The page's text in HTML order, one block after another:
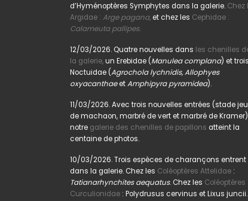
d’Hyménoptères Symphytes dans la galerie. Chez
Argidae : Arge pagana,et chez les Cephidae :
Calameuta pallipes.
12/03/2026. Quatre nouvelles dans les chenilles
la galerie,un Erebidae (Manulea complana) et trois
Noctuidae (Agrochola lychnidis, Allophyes
oxyacanthaeetAmphipyra pyramidea).
11/03/2026. Avec trois nouvelles entrées (stade
de machaon, marbré de vert et marbré de Kramer)
notre galerie des chenilles de papillons atteint la
centaine de photos.
10/03/2026. Trois espèces de charançons entrent
dans la galerie. Chez les Coléoptères Attelidae :
Tatianarhynchites aequatus. Chez les Coléoptères
Curculionidae : Polydrusus cervinus et Lixus juncii.